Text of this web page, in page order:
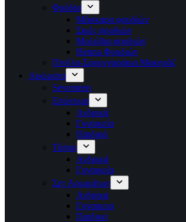
Φρύδια
Μάσκαρα φρυδιών
Σκιές φρυδιών
Μολύβια φρυδιών
Henna Φρυδιών
Πινέλα-Σφουγγαράκια Μακιγιάζ
Αρώματα
Seventeen
Επώνυμα
Ανδρικά
Γυναικεία
Παιδικά
Τύπου
Ανδρικά
Γυναικεία
Σετ Αρωμάτων
Ανδρικα
Γυναικεια
Παιδικα